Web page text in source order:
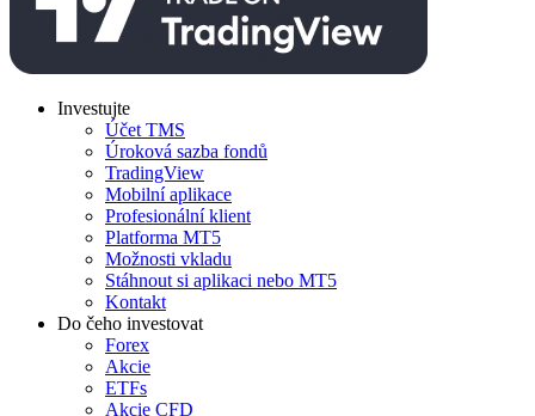
Investujte
Účet TMS
Úroková sazba fondů
TradingView
Mobilní aplikace
Profesionální klient
Platforma MT5
Možnosti vkladu
Stáhnout si aplikaci nebo MT5
Kontakt
Do čeho investovat
Forex
Akcie
ETFs
Akcie CFD